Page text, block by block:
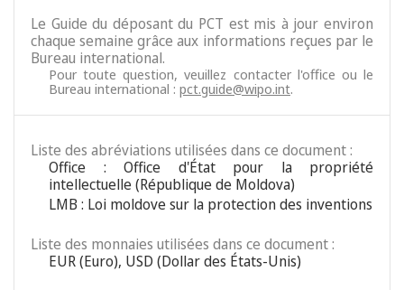
Le Guide du déposant du PCT est mis à jour environ
chaque semaine grâce aux informations reçues par le
Bureau international.
Pour toute question, veuillez contacter l'office ou le
Bureau international : pct.guide@wipo.int.
Liste des abréviations utilisées dans ce document :
Office : Office d'État pour la propriété
intellectuelle (République de Moldova)
LMB : Loi moldove sur la protection des inventions
Liste des monnaies utilisées dans ce document :
EUR (Euro), USD (Dollar des États-Unis)